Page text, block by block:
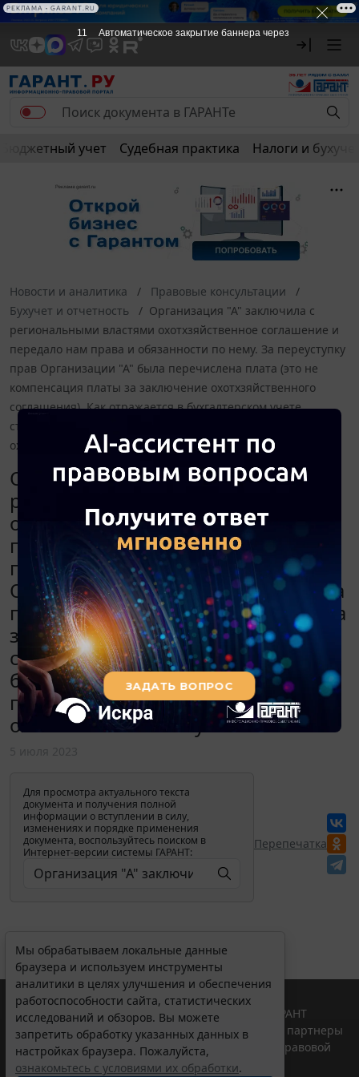
Бюджетный учет Судебная практика Налоги и
Новости и аналитика
Правовые консультации
Бухучет и отчетность
Организация "А" заключила с
региональными властями охотхзяйственное соглашение и
передало нам права и обязанности по нему. За переуступку
прав Организации "А" была перечислена плата (это не
компенсация платы за заключение охотхзяйственного
соглашения). Как отражается в бухгалтерском учете
стоимость платы за переуступку прав по
охотхозяйственному соглашению?
Организация "А" заключила с
региональными властями
охотхзяйственное соглашение и
передало нам права и обязанности
по нему. За переуступку прав
Организации "А" была перечислена
плата (это не компенсация платы за
заключение охотхзяйственного
соглашения). Как отражается в
бухгалтерском учете стоимость
платы за переуступку прав по
охотхозяйственному соглашению?
Для просмотра актуального текста
документа и получения полной
информации о вступлении в силу,
изменениях и порядке применения
документа, воспользуйтесь поиском в
Интернет-версии системы ГАРАНТ:
Перепечатка
Мы обрабатываем локальные данные
браузера и используем инструменты
аналитики в целях улучшения и обеспечения
работоспособности сайта, статистических
исследований и обзоров. Вы можете
запретить обработку указанных данных в
настройках браузера. Пожалуйста,
ознакомьтесь с условиями их обработки.
© ООО "НПП "ГАРАНТ-СЕРВИС", 2026. Система ГАРАНТ
выпускается с 1990 года. Компания "Гарант" и ее партнеры
являются участниками Российской ассоциации правовой
информации ГАРАНТ.
11 Автоматическое закрытие баннера через
РЕКЛАМА • GARANT.RU